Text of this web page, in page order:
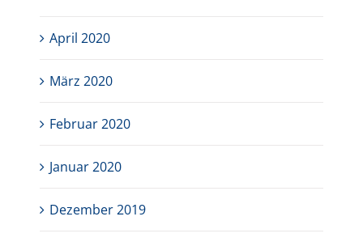
April 2020
März 2020
Februar 2020
Januar 2020
Dezember 2019